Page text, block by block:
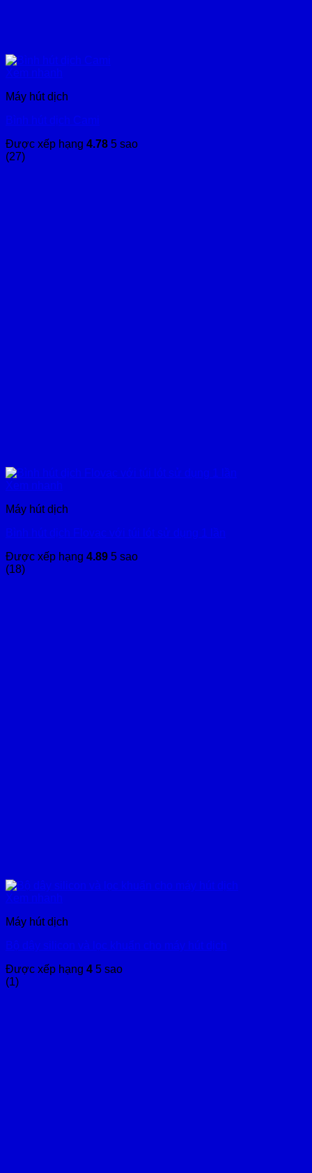
Xem nhanh
Máy hút dịch
Bình hút dịch Cami
Được xếp hạng 4.78 5 sao
(27)
Xem nhanh
Máy hút dịch
Bình hút dịch Flovac với túi lót sử dụng 1 lần
Được xếp hạng 4.89 5 sao
(18)
Xem nhanh
Máy hút dịch
Bộ dây silicon và lọc khuẩn cho máy hút dịch
Được xếp hạng 4 5 sao
(1)